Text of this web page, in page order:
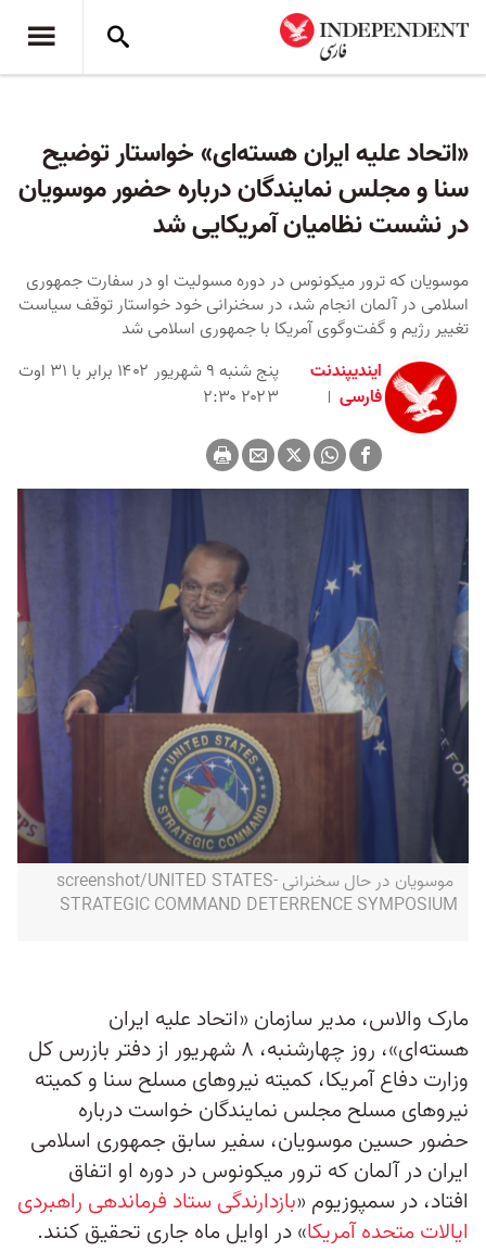
«اتحاد علیه ایران هسته‌ای» خواستار توضیح
سنا و مجلس نمایندگان درباره حضور موسویان
در نشست نظامیان آمریکایی شد
موسویان که ترور میکونوس در دوره مسولیت او در سفارت جمهوری
اسلامی در آلمان انجام شد، در سخنرانی خود خواستار توقف سیاست
تغییر رژیم و گفت‌و‌گوی آمریکا با جمهوری اسلامی شد
ایندیپندنت
فارسی
پنج شنبه ۹ شهریور ۱۴۰۲ برابر با ۳۱ اوت
۲۰۲۳ ۲:۳۰
موسویان در حال سخنرانی -screenshot/UNITED STATES
STRATEGIC COMMAND DETERRENCE SYMPOSIUM
مارک والاس، مدیر سازمان «اتحاد علیه ایران
هسته‌ای»، روز چهارشنبه، ۸ شهریور از دفتر بازرس کل
وزارت دفاع آمریکا، کمیته نیروهای مسلح سنا و کمیته
نیروهای مسلح مجلس نمایندگان خواست درباره
حضور حسین موسویان، سفیر سابق جمهوری اسلامی
ایران در آلمان که ترور میکونوس در دوره او اتفاق
افتاد، در سمپوزیوم «بازدارندگی ستاد فرماندهی راهبردی
ایالات متحده آمریکا» در اوایل ماه جاری تحقیق کنند.